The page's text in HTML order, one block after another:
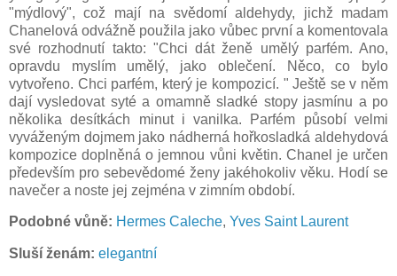
"mýdlový", což mají na svědomí aldehydy, jichž madam
Chanelová odvážně použila jako vůbec první a komentovala
své rozhodnutí takto: "Chci dát ženě umělý parfém. Ano,
opravdu myslím umělý, jako oblečení. Něco, co bylo
vytvořeno. Chci parfém, který je kompozicí. " Ještě se v něm
dají vysledovat syté a omamně sladké stopy jasmínu a po
několika desítkách minut i vanilka. Parfém působí velmi
vyváženým dojmem jako nádherná hořkosladká aldehydová
kompozice doplněná o jemnou vůni květin. Chanel je určen
především pro sebevědomé ženy jakéhokoliv věku. Hodí se
navečer a noste jej zejména v zimním období.
Podobné vůně: Hermes Caleche, Yves Saint Laurent
Sluší ženám: elegantní